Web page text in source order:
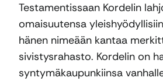
Testamentissaan Kordelin
omaisuutensa
hänen nimeään kantaa
sivistysrahasto. Kordelin on
syntymäkaupunkiinsa